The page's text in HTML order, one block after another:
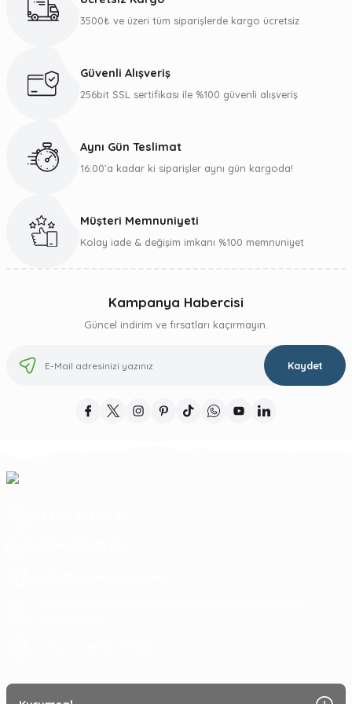
Ürün açıklamasında eksik bilgiler bulunuyor.
Bu ürüne benzer farklı alternatifler olmalı.
Deneyimini Paylaş
3500₺ ve üzeri tüm siparişlerde kargo ücretsiz
Güvenli Alışveriş
256bit SSL sertifikası ile %100 güvenli alışveriş
Aynı Gün Teslimat
16:00’a kadar ki siparişler aynı gün kargoda!
Müşteri Memnuniyeti
Kolay iade & değişim imkanı %100 memnuniyet
Kampanya Habercisi
Güncel indirim ve fırsatları kaçırmayın.
Kaydet